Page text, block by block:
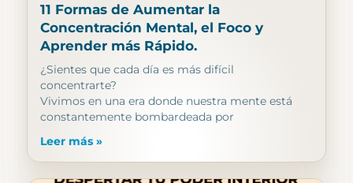
11 Formas de Aumentar la
Concentración Mental, el Foco y
Aprender más Rápido.
¿Sientes que cada día es más difícil
concentrarte?
Vivimos en una era donde nuestra mente está
constantemente bombardeada por
Leer más »